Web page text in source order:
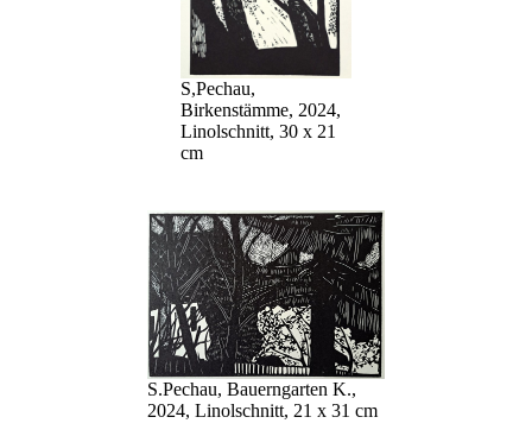
S,Pechau,
Birkenstämme, 2024,
Linolschnitt, 30 x 21
cm
S.Pechau, Bauerngarten K.,
2024, Linolschnitt, 21 x 31 cm